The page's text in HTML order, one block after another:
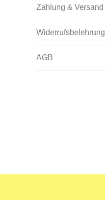
Zahlung & Versand
Widerrufsbelehrung
AGB